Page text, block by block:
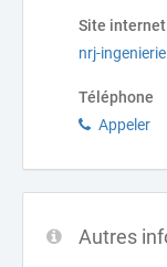
Site internet
nrj-
Téléphone
Appeler
Autres